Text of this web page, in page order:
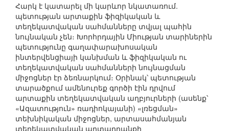
Հարկ է կատարել մի կարևոր նկատառում.
պետության արտաքին ֆիզիկական և
տեղեկատվական սահմանները տվյալ պահին
նույնական չեն։ Խորհրդային Միության տարիներին
պետությունը գաղափարախոսական
ինտերվենցիայի կանխման և ֆիզիկական ու
տեղեկատվական սահմանների նույնացման
միջոցներ էր ձեռնարկում։ Օրինակ՝ պետության
տարածքում ամենուրեք գործի էին դրվում
արտաքին տեղեկատվական աղբյուրների (ասենք՝
«Ազատություն» ռադիոկայանի) «լռեցման»
տեխնիկական միջոցներ, արտասահմանյան
տեղեկատվական արտադրանքի